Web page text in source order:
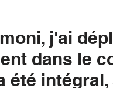
j'ai
dans le
été intégral,